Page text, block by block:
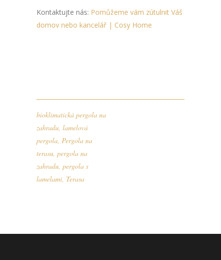
Kontaktujte nás: Pomůžeme vám zútulnit Váš
domov nebo kancelář | Cosy Home
bioklimatická pergola na
zahradu, lamelová
pergola, Pergola na
terasu, pergola na
zahradu, pergola s
lamelami, Terasa